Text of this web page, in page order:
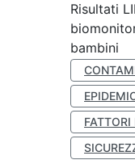
Risultati
bambini
FATTORI